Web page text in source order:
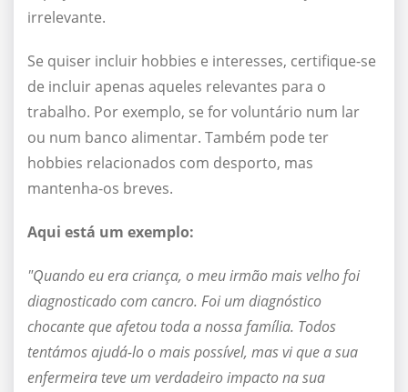
irrelevante.
Se quiser incluir hobbies e interesses, certifique-se
de incluir apenas aqueles relevantes para o
trabalho. Por exemplo, se for voluntário num lar
ou num banco alimentar. Também pode ter
hobbies relacionados com desporto, mas
mantenha-os breves.
Aqui está um exemplo:
"Quando eu era criança, o meu irmão mais velho foi
diagnosticado com cancro. Foi um diagnóstico
chocante que afetou toda a nossa família. Todos
tentámos ajudá-lo o mais possível, mas vi que a sua
enfermeira teve um verdadeiro impacto na sua